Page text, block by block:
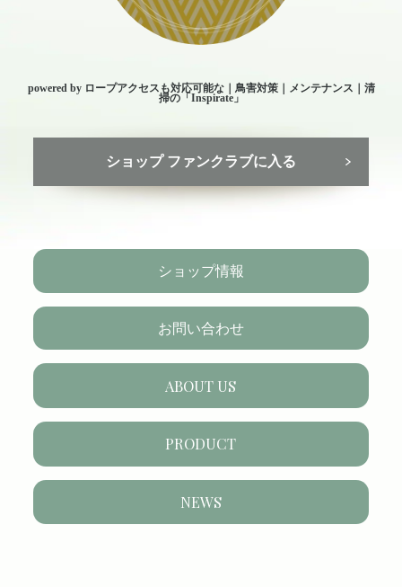
powered by ロープアクセスも対応可能な｜鳥害対策｜メンテナンス｜清
掃の「Inspirate」
ショップ ファンクラブに入る
ショップ情報
お問い合わせ
ABOUT US
PRODUCT
NEWS